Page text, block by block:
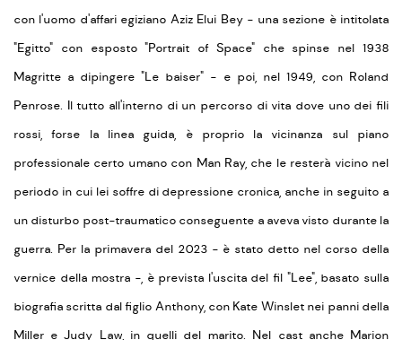
con l'uomo d'affari egiziano Aziz Elui Bey - una sezione è intitolata
"Egitto" con esposto "Portrait of Space" che spinse nel 1938
Magritte a dipingere "Le baiser" - e poi, nel 1949, con Roland
Penrose. Il tutto all'interno di un percorso di vita dove uno dei fili
rossi, forse la linea guida, è proprio la vicinanza sul piano
professionale certo umano con Man Ray, che le resterà vicino nel
periodo in cui lei soffre di depressione cronica, anche in seguito a
un disturbo post-traumatico conseguente a aveva visto durante la
guerra. Per la primavera del 2023 - è stato detto nel corso della
vernice della mostra -, è prevista l'uscita del fil "Lee", basato sulla
biografia scritta dal figlio Anthony, con Kate Winslet nei panni della
Miller e Judy Law, in quelli del marito. Nel cast anche Marion